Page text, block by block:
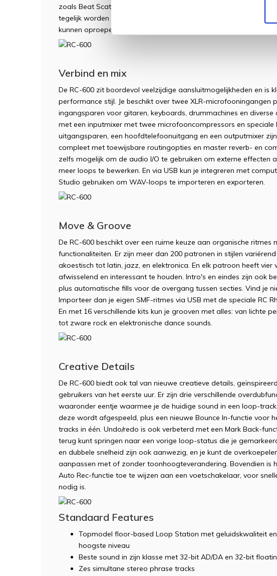
zoals Beat Scatter, Vinyl Flick en andere. Er kunnen maximaal vier
tegelijk worden gebruikt, en je kunt banken van vier in elke sectie
kunnen oproepen, samen met een toggle- of momentary-
Verbind en mix
De RC-600 zit boordevol veelzijdige aansluitmogelijkheden en is
performance stijl. Je beschikt over twee XLR-microfooningangen
ingangsparen voor gitaren, keyboards, drummachines en
met een inputmixer met twee microfooncompressors en speciale
uitgangsparen, een hoofdtelefoonuitgang en een outputmixer
compleet met toewijsbare routingopties en master reverb- en
zelfs mogelijk om de audio I/O te gebruiken om externe effecten
meer loops te bewerken. En via USB kun je integreren met
Studio gebruiken om WAV-loops te importeren en exporteren.
Move & Groove
De RC-600 beschikt over een ruime keuze aan organische ritmes
functionaliteiten. Er zijn meer dan 200 patronen in stijlen
akoestisch tot latin, jazz, en elektronica. En elk patroon heeft vier
afwisselend en interessant te houden. Intro's en eindes zijn ook
plus automatische fills voor de overgang tussen secties. Vind je
Importeer dan je eigen SMF-ritmes via USB met de speciale RC
En met 16 verschillende kits kun je grooven met alles: van lichte
tot zware rock en elektronische dance sounds.
Creative Details
De RC-600 biedt ook tal van nieuwe creatieve details,
gebruikers van het eerste uur. Er zijn drie verschillende
waaronder eentje waarmee je de huidige sound in een loop-
deze wordt afgespeeld, plus een nieuwe Bounce In-functie voor
tracks in één. Undo/redo is ook verbeterd met een Mark Back-
terug kunt springen naar een vorige loop-status die je
en dubbele snelheid zijn ook aanwezig, en je kunt de
aanpassen met of zonder toonhoogteverandering. Bovendien is
Auto Rec-functie toe te wijzen aan een voetschakelaar, voor
nodig is.
Standaard Features
Topmodel floor-based Loop Station met geluidskwaliteit
hoogste niveau
Beste sound in zijn klasse met 32-bit AD/DA en 32-bit
Zes simultane stereo phrase tracks